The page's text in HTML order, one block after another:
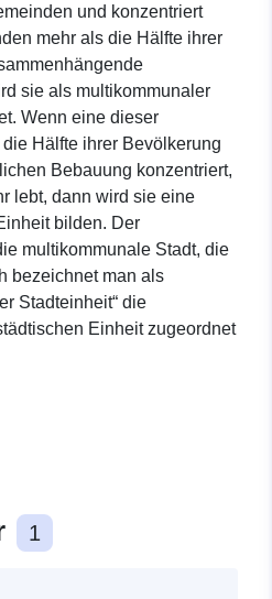
und konzentriert
mehr als die Hälfte ihrer
sie als multikommunaler
Wenn eine dieser
Hälfte ihrer Bevölkerung
Bebauung konzentriert,
lebt, dann wird sie eine
bilden. Der
multikommunale Stadt, die
bezeichnet man als
Stadteinheit“ die
Einheit zugeordnet
1